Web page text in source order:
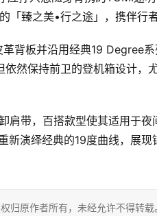
臻之美•行之途」，携伴行者
背板并沿用经典19 Degree系
然保持前卫的登机箱设计，
肩带，百搭款型使其适用于夜
新演绎经典的19度曲线，展现
归原作者所有，未经允许不得转载